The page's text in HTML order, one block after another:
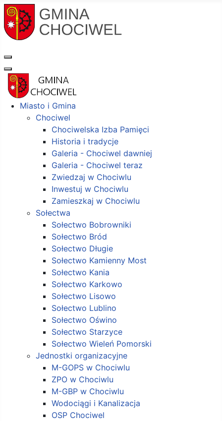
Miasto i Gmina
Chociwel
Chociwelska Izba Pamięci
Historia i tradycje
Galeria - Chociwel dawniej
Galeria - Chociwel teraz
Zwiedzaj w Chociwlu
Inwestuj w Chociwlu
Zamieszkaj w Chociwlu
Sołectwa
Sołectwo Bobrowniki
Sołectwo Bród
Sołectwo Długie
Sołectwo Kamienny Most
Sołectwo Kania
Sołectwo Karkowo
Sołectwo Lisowo
Sołectwo Lublino
Sołectwo Oświno
Sołectwo Starzyce
Sołectwo Wieleń Pomorski
Jednostki organizacyjne
M-GOPS w Chociwlu
ZPO w Chociwlu
M-GBP w Chociwlu
Wodociągi i Kanalizacja
OSP Chociwel